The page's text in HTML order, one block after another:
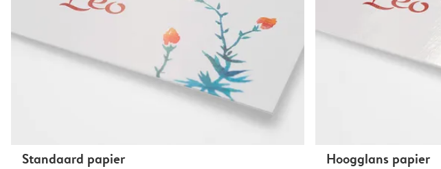
Standaard papier Hoogglans papier